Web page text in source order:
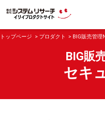
トップページ プロダクト BIG販売管理
BIG販
セキ